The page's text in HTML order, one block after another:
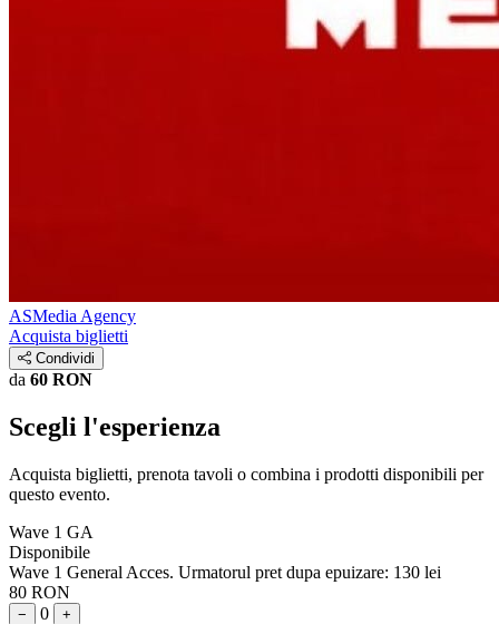
ASMedia Agency
Acquista biglietti
Condividi
da 60 RON
Scegli l'esperienza
Acquista biglietti, prenota tavoli o combina i prodotti disponibili per
questo evento.
Wave 1 GA
Disponibile
Wave 1 General Acces. Urmatorul pret dupa epuizare: 130 lei
80 RON
− 0 +